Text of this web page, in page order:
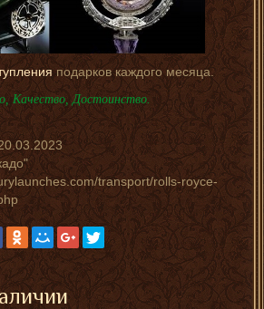
подарков каждого месяца.
Качество, Достоинство.
transport/rolls-royce-